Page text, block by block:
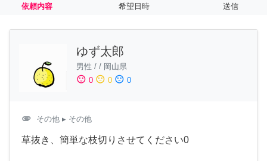
依頼内容 希望日時 送信
ゆず太郎
男性 / / 岡山県
sentiment_satisfied 0 sentiment_neutral 0 sentiment_dissatisfied 0
attachment その他 ▸ その他
草抜き、簡単な枝切りさせてください0